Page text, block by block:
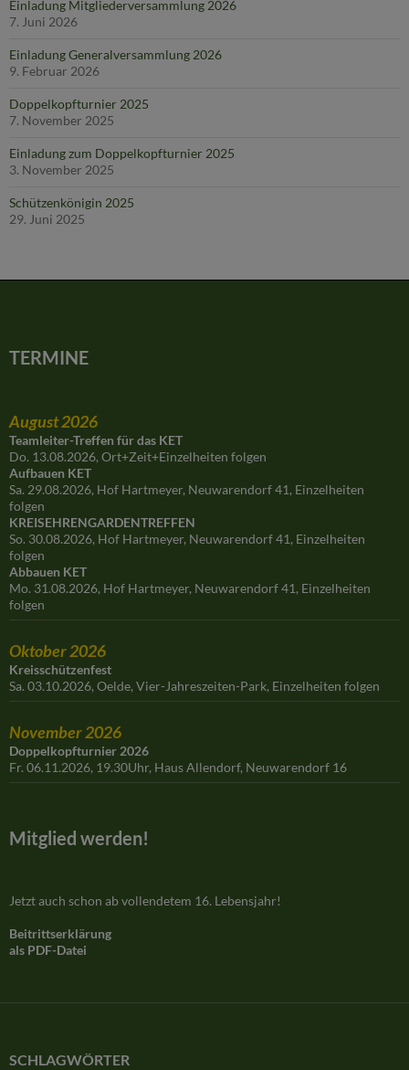
Einladung Mitgliederversammlung 2026
7. Juni 2026
Einladung Generalversammlung 2026
9. Februar 2026
Doppelkopfturnier 2025
7. November 2025
Einladung zum Doppelkopfturnier 2025
3. November 2025
Schützenkönigin 2025
29. Juni 2025
TERMINE
August 2026
Teamleiter-Treffen für das KET
Do. 13.08.2026, Ort+Zeit+Einzelheiten folgen
Aufbauen KET
Sa. 29.08.2026, Hof Hartmeyer, Neuwarendorf 41, Einzelheiten
folgen
KREISEHRENGARDENTREFFEN
So. 30.08.2026, Hof Hartmeyer, Neuwarendorf 41, Einzelheiten
folgen
Abbauen KET
Mo. 31.08.2026, Hof Hartmeyer, Neuwarendorf 41, Einzelheiten
folgen
Oktober 2026
Kreisschützenfest
Sa. 03.10.2026, Oelde, Vier-Jahreszeiten-Park, Einzelheiten folgen
November 2026
Doppelkopfturnier 2026
Fr. 06.11.2026, 19.30Uhr, Haus Allendorf, Neuwarendorf 16
Mitglied werden!
Jetzt auch schon ab vollendetem 16. Lebensjahr!
Beitrittserklärung
als PDF-Datei
SCHLAGWÖRTER